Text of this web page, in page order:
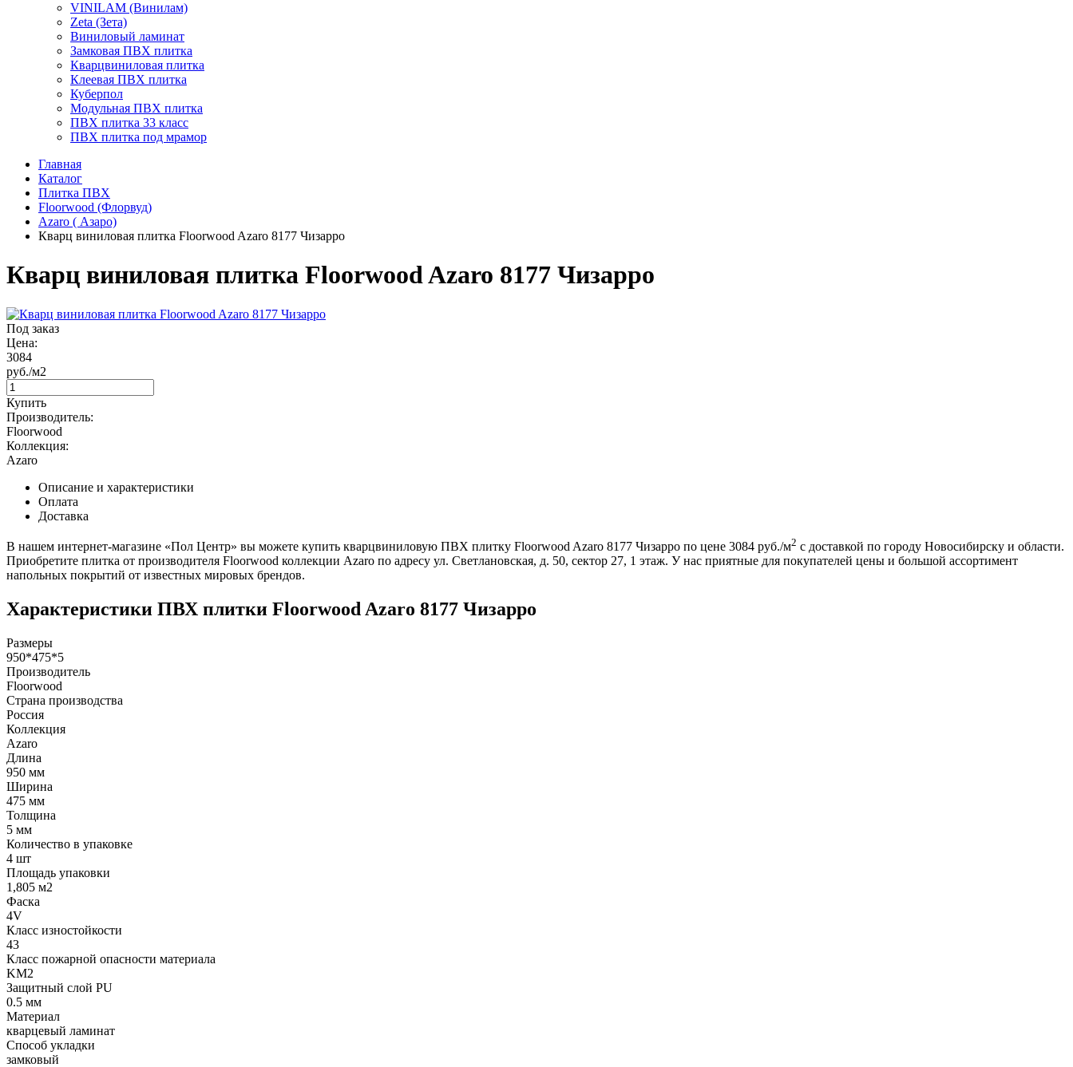
VINILAM (Винилам)
Zeta (Зета)
Виниловый ламинат
Замковая ПВХ плитка
Кварцвиниловая плитка
Клеевая ПВХ плитка
Куберпол
Модульная ПВХ плитка
ПВХ плитка 33 класс
ПВХ плитка под мрамор
Главная
Каталог
Плитка ПВХ
Floorwood (Флорвуд)
Azaro ( Азаро)
Кварц виниловая плитка Floorwood Azaro 8177 Чизарро
Кварц виниловая плитка Floorwood Azaro 8177 Чизарро
Под заказ
Цена:
3084
руб./м2
Купить
Производитель:
Floorwood
Коллекция:
Azaro
Описание и характеристики
Оплата
Доставка
В нашем интернет-магазине «Пол Центр» вы можете купить кварцвиниловую ПВХ плитку Floorwood Azaro 8177 Чизарро по цене 3084 руб./м2 с доставкой по городу Новосибирску и области.
Приобретите плитка от производителя Floorwood коллекции Azaro по адресу ул. Светлановская, д. 50, сектор 27, 1 этаж. У нас приятные для покупателей цены и большой ассортимент
напольных покрытий от известных мировых брендов.
Характеристики ПВХ плитки Floorwood Azaro 8177 Чизарро
Размеры
950*475*5
Производитель
Floorwood
Страна производства
Россия
Коллекция
Azaro
Длина
950 мм
Ширина
475 мм
Толщина
5 мм
Количество в упаковке
4 шт
Площадь упаковки
1,805 м2
Фаска
4V
Класс изностойкости
43
Класс пожарной опасности материала
KM2
Защитный слой PU
0.5 мм
Материал
кварцевый ламинат
Способ укладки
замковый